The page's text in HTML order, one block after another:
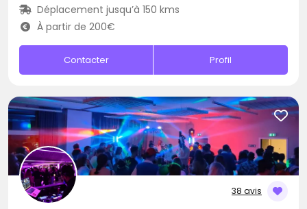
Déplacement jusqu’à 150 kms
À partir de 200€
Contacter Profil
38 avis